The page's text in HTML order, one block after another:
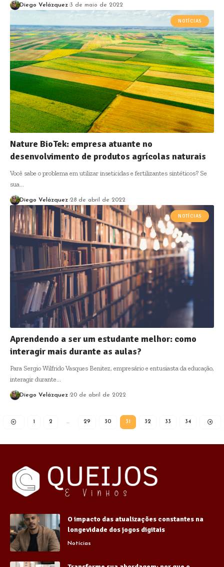
Diego Velázquez 3 de maio de 2022
NOTÍCIAS
Nature BioTek: empresa atuante no
desenvolvimento de produtos agrícolas naturais
Você sabe o problema em utilizar inseticidas e fertilizantes sintéticos? Se
sua…
Diego Velázquez 28 de abril de 2022
NOTÍCIAS
Aprendendo a ser um estudante melhor: como
interagir mais durante as aulas?
Para Sergio Wilfrido Vasques Benitez, empresário e entusiasta da educação,
interagir durante…
Diego Velázquez 20 de abril de 2022
1 2 … 29 30 31 32 33 34
O impacto das atualizações constantes na
longevidade dos jogos digitais
Notícias